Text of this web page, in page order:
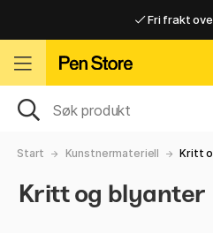
Fri frakt
Raskt til dør eller
Raskt til dør eller
Start Kunstnermateriell Kritt
Kritt og blyanter